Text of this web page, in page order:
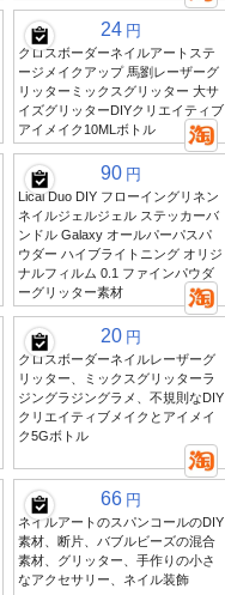
24 円
クロスボーダーネイルアートステ
ージメイクアップ 馬劉レーザーグ
リッターミックスグリッター 大サ
イズグリッターDIYクリエイティブ
アイメイク10MLボトル
90 円
Licai Duo DIY フローイングリネン
ネイルジェルジェル ステッカーバ
ンドル Galaxy オールパーパスパ
ウダー ハイブライトニング オリジ
ナルフィルム 0.1 ファインパウダ
ーグリッター素材
20 円
クロスボーダーネイルレーザーグ
リッター、ミックスグリッターラ
ジングラジングラメ、不規則なDIY
クリエイティブメイクとアイメイ
ク5Gボトル
66 円
ネイルアートのスパンコールのDIY
素材、断片、バブルビーズの混合
素材、グリッター、手作りの小さ
なアクセサリー、ネイル装飾